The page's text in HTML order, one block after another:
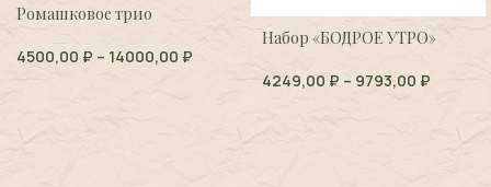
Ромашковое трио
4500,00 ₽ – 14000,00 ₽
Набор «БОДРОЕ УТРО»
4249,00 ₽ – 9793,00 ₽